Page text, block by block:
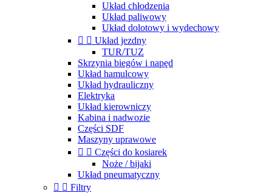
Układ chłodzenia
Układ paliwowy
Układ dolotowy i wydechowy
  Układ jezdny
TUR/TUZ
Skrzynia biegów i napęd
Układ hamulcowy
Układ hydrauliczny
Elektryka
Układ kierowniczy
Kabina i nadwozie
Części SDF
Maszyny uprawowe
  Części do kosiarek
Noże / bijaki
Układ pneumatyczny
  Filtry